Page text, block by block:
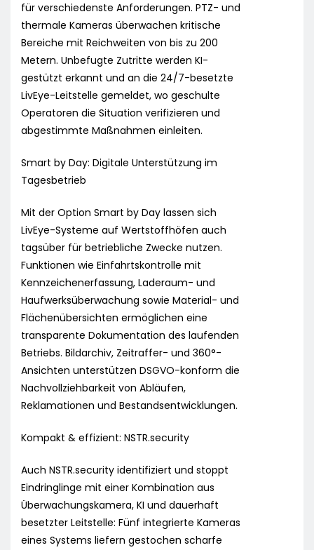
für verschiedenste Anforderungen. PTZ- und
thermale Kameras überwachen kritische
Bereiche mit Reichweiten von bis zu 200
Metern. Unbefugte Zutritte werden KI-
gestützt erkannt und an die 24/7-besetzte
LivEye-Leitstelle gemeldet, wo geschulte
Operatoren die Situation verifizieren und
abgestimmte Maßnahmen einleiten.
Smart by Day: Digitale Unterstützung im
Tagesbetrieb
Mit der Option Smart by Day lassen sich
LivEye-Systeme auf Wertstoffhöfen auch
tagsüber für betriebliche Zwecke nutzen.
Funktionen wie Einfahrtskontrolle mit
Kennzeichenerfassung, Laderaum- und
Haufwerksüberwachung sowie Material- und
Flächenübersichten ermöglichen eine
transparente Dokumentation des laufenden
Betriebs. Bildarchiv, Zeitraffer- und 360°-
Ansichten unterstützen DSGVO-konform die
Nachvollziehbarkeit von Abläufen,
Reklamationen und Bestandsentwicklungen.
Kompakt & effizient: NSTR.security
Auch NSTR.security identifiziert und stoppt
Eindringlinge mit einer Kombination aus
Überwachungskamera, KI und dauerhaft
besetzter Leitstelle: Fünf integrierte Kameras
eines Systems liefern gestochen scharfe